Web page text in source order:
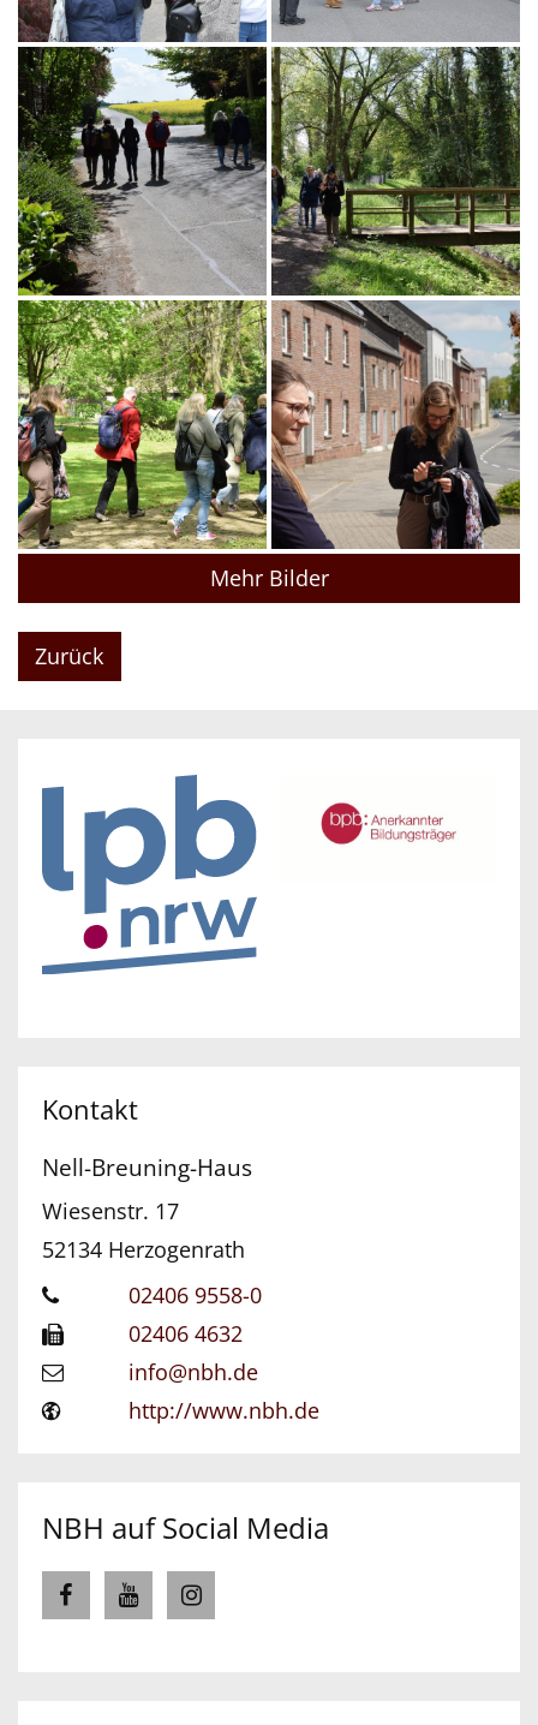
Mehr Bilder
Zurück
Kontakt
Nell-Breuning-Haus
Wiesenstr. 17
52134 Herzogenrath
02406 9558-0
02406 4632
info@nbh.de
http://www.nbh.de
NBH auf Social Media